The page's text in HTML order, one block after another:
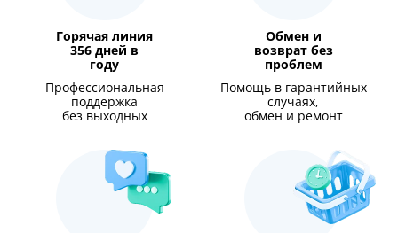
Горячая линия
356 дней в
году
Профессиональная
поддержка
без выходных
Обмен и
возврат без
проблем
Помощь в гарантийных
случаях,
обмен и ремонт